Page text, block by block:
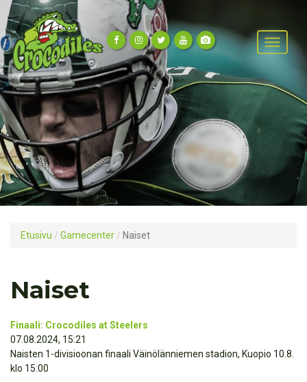
Etusivu / Gamecenter / Naiset
Naiset
Finaali: Crocodiles at Steelers
07.08.2024, 15:21
Naisten 1-divisioonan finaali Väinölänniemen stadion, Kuopio 10.8.
klo 15:00